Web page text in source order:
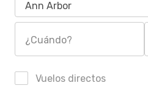
Ann Arbor
¿Cuándo?
Vuelos directos